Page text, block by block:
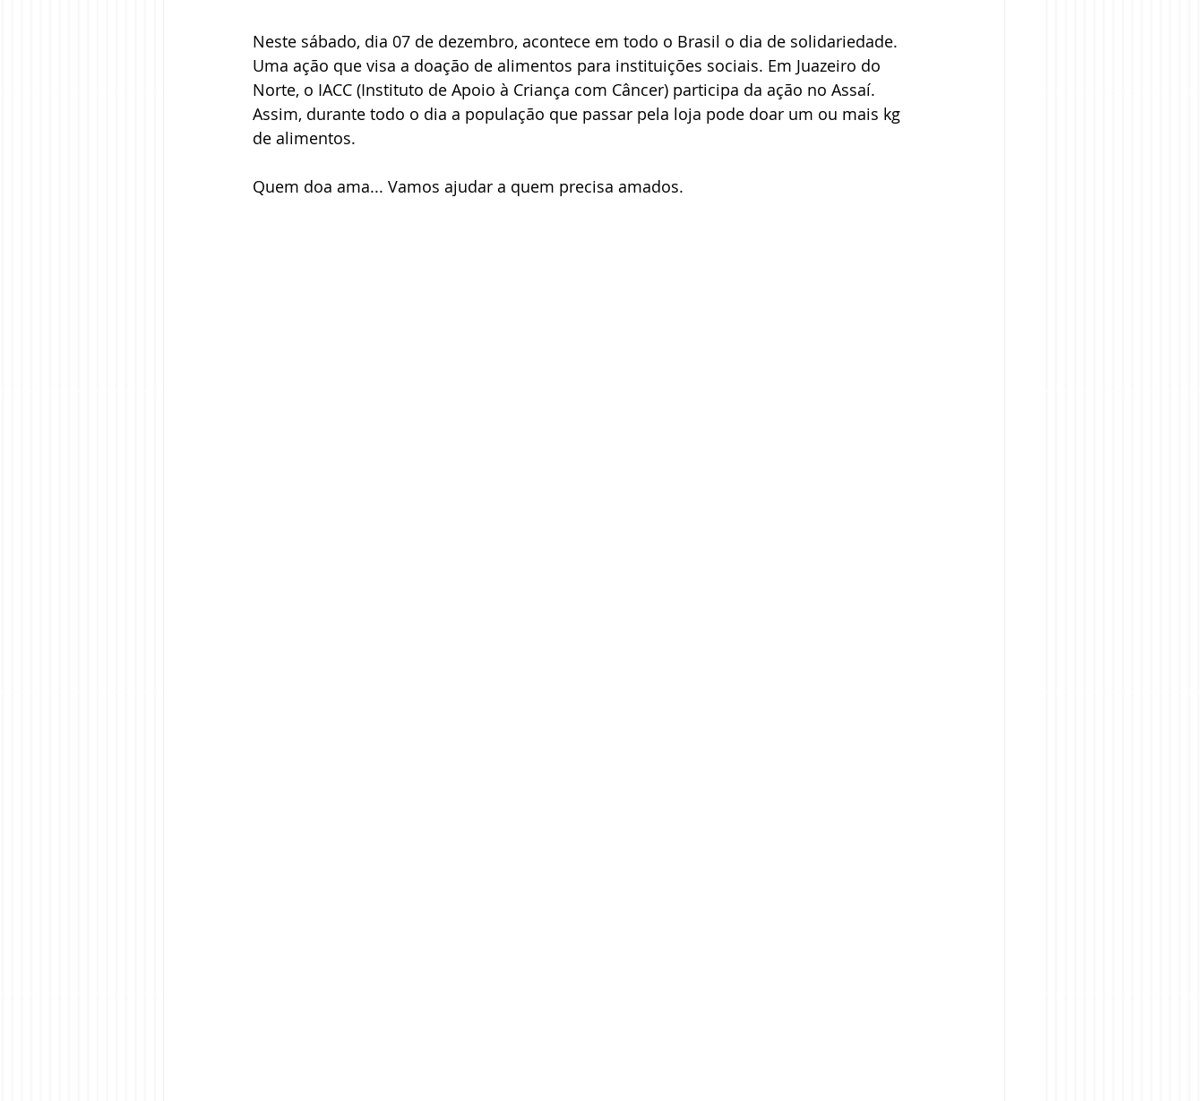
Neste sábado, dia 07 de dezembro, acontece em todo o Brasil o dia de solidariedade.
Uma ação que visa a doação de alimentos para instituições sociais. Em Juazeiro do
Norte, o IACC (Instituto de Apoio à Criança com Câncer) participa da ação no Assaí.
Assim, durante todo o dia a população que passar pela loja pode doar um ou mais kg
de alimentos.
Quem doa ama... Vamos ajudar a quem precisa amados.